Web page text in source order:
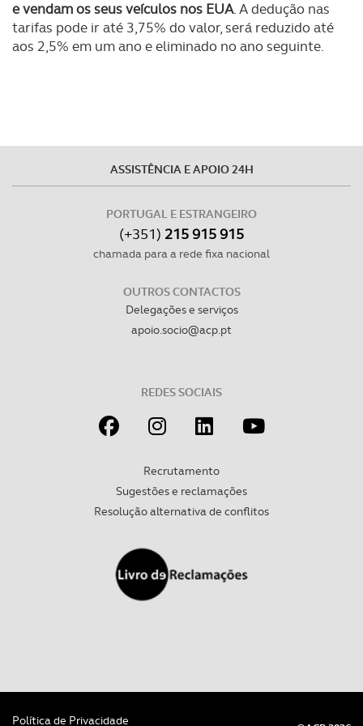
utilização do nosso site de publicidade e de análise, com
parceiros e organizações na UE e em países terceiros.
Realçamos que o bloqueio de certo tipo de Cookies e
experiência de navegação no Website e nos serviços
e vendam os seus veículos nos EUA. A dedução nas
tarifas pode ir até 3,75% do valor, será reduzido até
aos 2,5% em um ano e eliminado no ano seguinte.
ASSISTÊNCIA E APOIO 24H
PORTUGAL E ESTRANGEIRO
(+351) 215 915 915
chamada para a rede fixa nacional
OUTROS CONTACTOS
Delegações e serviços
apoio.socio@acp.pt
REDES SOCIAIS
Recrutamento
Sugestões e reclamações
Resolução alternativa de conflitos
Política de Privacidade